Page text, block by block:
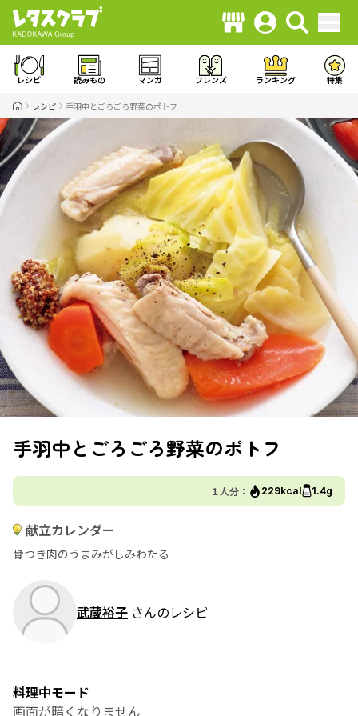
レシピ 読みもの マンガ フレンズ ランキング 特集
レシピ 手羽中とごろごろ野菜のポトフ
手羽中とごろごろ野菜のポトフ
１人分： 229kcal 1.4g
献立カレンダー
骨つき肉のうまみがしみわたる
武蔵裕子 さんのレシピ
料理中モード
画面が暗くなりません